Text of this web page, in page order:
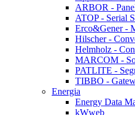
ARBOR -
ATOP - Serial
Erco&Gener -
Hilscher -
Helmholz -
MARCOM -
PATLITE -
TIBBO -
Energia
Energy Data
kWweb